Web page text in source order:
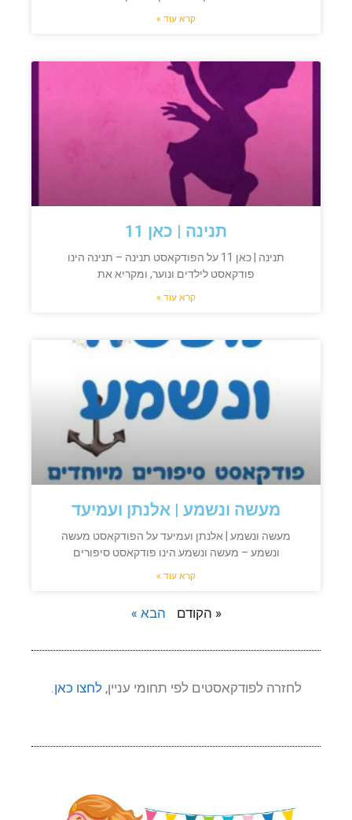
קרא עוד »
תנינה | כאן 11
תנינה | כאן 11 על הפודקאסט תנינה – תנינה הינו
פודקאסט לילדים ונוער, ומקריא את
קרא עוד »
מעשה ונשמע | אלנתן ועמיעד
מעשה ונשמע | אלנתן ועמיעד על הפודקאסט מעשה
ונשמע – מעשה ונשמע הינו פודקאסט סיפורים
קרא עוד »
« הקודם הבא »
לחזרה לפודקאסטים לפי תחומי עניין,לחצו כאן.